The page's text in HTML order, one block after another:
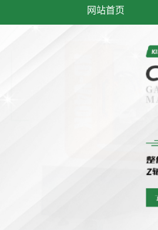
网站首页